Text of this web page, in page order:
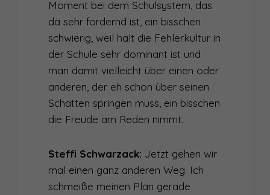
Moment bei dem Schulsystem, das
da sehr fordernd ist, ein bisschen
schwierig, weil halt die Fehlerkultur in
der Schule sehr dominant ist und
man damit vielleicht über einen oder
anderen, der eh schon über seinen
Schatten springen muss, ein bisschen
die Freude am Reden nimmt.
Steffi Schwarzack: Jetzt gehen wir
mal einen ganz anderen Weg. Ich
schmeiße meinen Plan gerade